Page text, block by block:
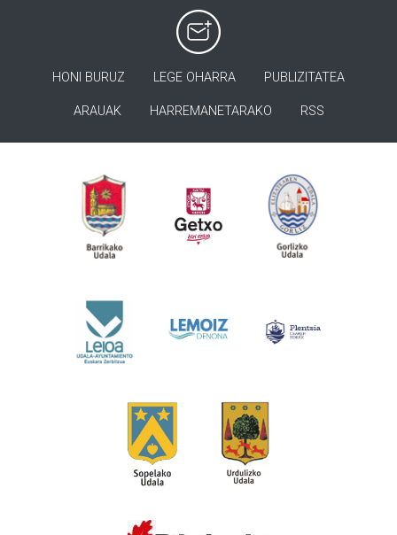
HONI BURUZ LEGE OHARRA PUBLIZITATEA
ARAUAK HARREMANETARAKO RSS